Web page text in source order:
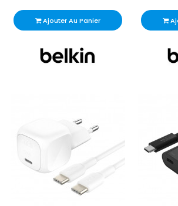
Ajouter Au Panier